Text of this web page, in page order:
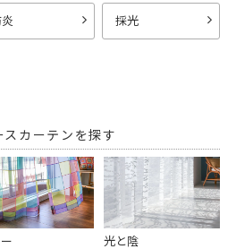
採光
カーテンを探す
光と陰